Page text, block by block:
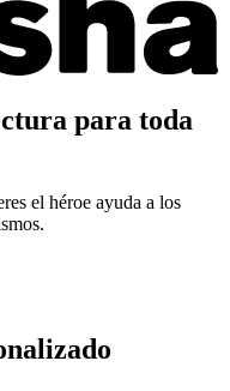
para toda
el héroe ayuda a los